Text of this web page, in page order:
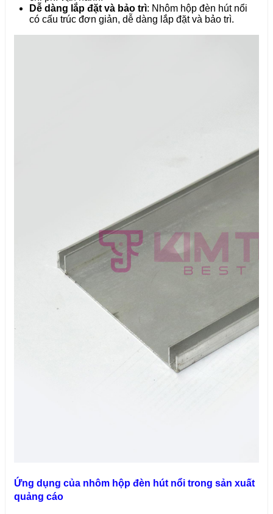
Dễ dàng lắp đặt và bảo trì: Nhôm hộp đèn hút nổi
có cấu trúc đơn giản, dễ dàng lắp đặt và bảo trì.
Ứng dụng của nhôm hộp đèn hút nổi trong sản xuất
quảng cáo